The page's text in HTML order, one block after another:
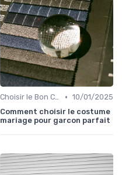
Choisir le Bon Costume • 10/01/2025
Comment choisir le costume
mariage pour garcon parfait